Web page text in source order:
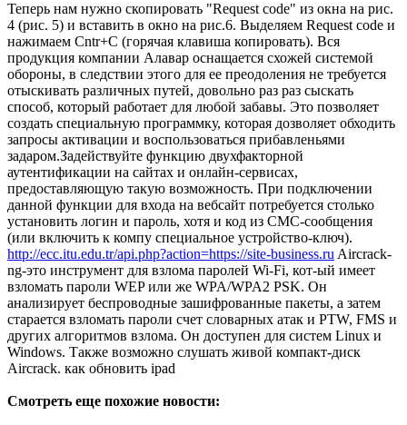
Теперь нам нужно скопировать "Request code" из окна на рис.
4 (рис. 5) и вставить в окно на рис.6. Выделяем Request code и
нажимаем Cntr+C (горячая клавиша копировать). Вся
продукция компании Алавар оснащается схожей системой
обороны, в следствии этого для ее преодоления не требуется
отыскивать различных путей, довольно раз раз сыскать
способ, который работает для любой забавы. Это позволяет
создать специальную программку, которая дозволяет обходить
запросы активации и воспользоваться прибавленьями
задаром.Задействуйте функцию двухфакторной
аутентификации на сайтах и онлайн-сервисах,
предоставляющую такую возможность. При подключении
данной функции для входа на вебсайт потребуется столько
установить логин и пароль, хотя и код из СМС-сообщения
(или включить к компу специальное устройство-ключ).
http://ecc.itu.edu.tr/api.php?action=https://site-business.ru Aircrack-
ng-это инструмент для взлома паролей Wi-Fi, кот-ый имеет
взломать пароли WEP или же WPA/WPA2 PSK. Он
анализирует беспроводные зашифрованные пакеты, а затем
старается взломать пароли счет словарных атак и PTW, FMS и
других алгоритмов взлома. Он доступен для систем Linux и
Windows. Также возможно слушать живой компакт-диск
Aircrack. как обновить ipad
Смотреть еще похожие новости: